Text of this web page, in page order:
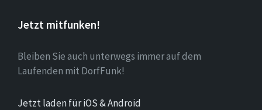
Jetzt mitfunken!
Bleiben Sie auch unterwegs immer auf dem
Laufenden mit DorfFunk!
Jetzt laden für iOS & Android